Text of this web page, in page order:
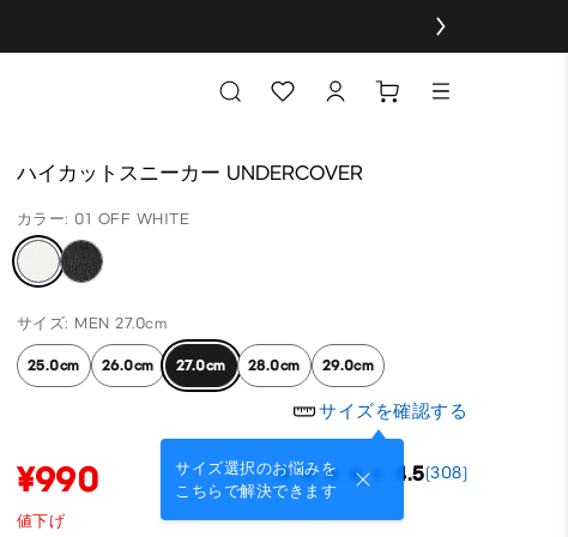
ハイカットスニーカー UNDERCOVER
カラー: 01 OFF WHITE
サイズ: MEN 27.0cm
25.0cm 26.0cm 27.0cm 28.0cm 29.0cm
サイズを確認する
サイズ選択のお悩みを
こちらで解決できます
¥990 4.5(308)
値下げ